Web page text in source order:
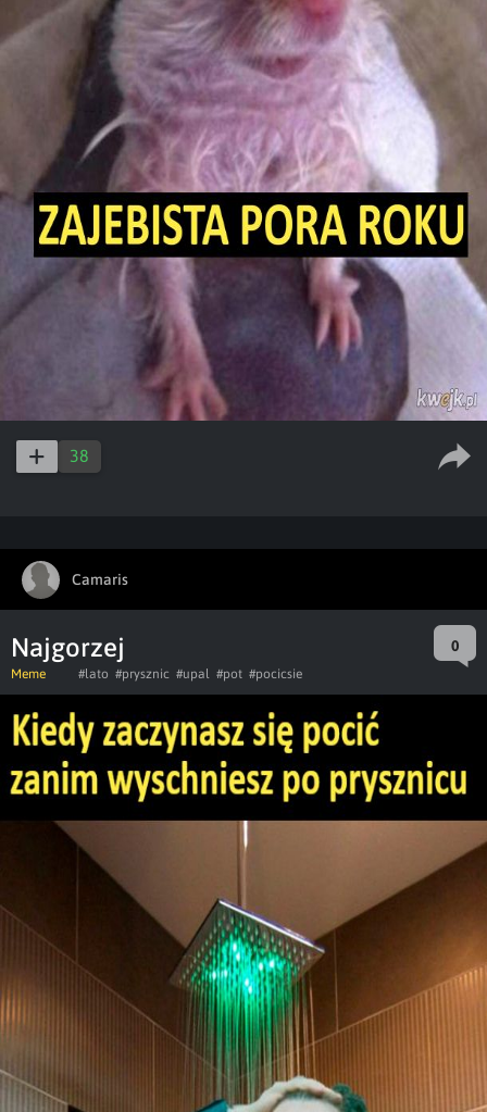
38
Camaris
Najgorzej 0
Meme #lato #prysznic #upal #pot #pocicsie